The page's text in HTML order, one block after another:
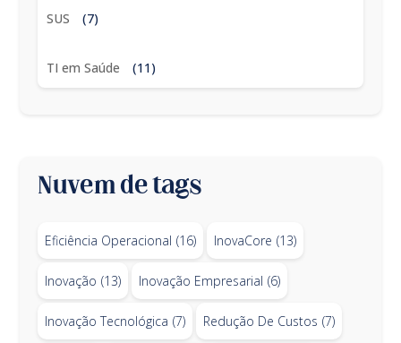
SUS (7)
TI em Saúde (11)
Nuvem de tags
Eficiência Operacional (16) InovaCore (13)
Inovação (13) Inovação Empresarial (6)
Inovação Tecnológica (7) Redução De Custos (7)